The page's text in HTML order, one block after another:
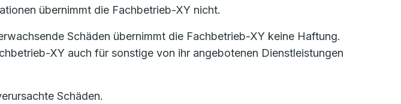
übernimmt die Fachbetrieb-XY nicht.
Schäden übernimmt die Fachbetrieb-XY keine Haftung.
XY auch für sonstige von ihr angebotenen Dienstleistungen
Schäden.